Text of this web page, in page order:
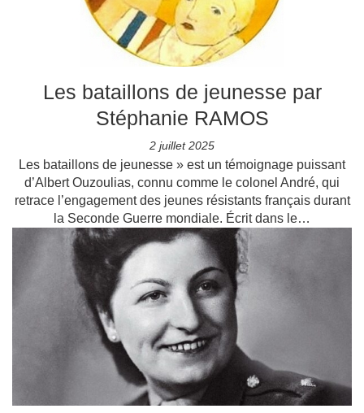
Les bataillons de jeunesse par
Stéphanie RAMOS
2 juillet 2025
Les bataillons de jeunesse » est un témoignage puissant
d’Albert Ouzoulias, connu comme le colonel André, qui
retrace l’engagement des jeunes résistants français durant
la Seconde Guerre mondiale. Écrit dans le…